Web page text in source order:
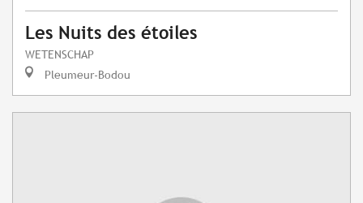
Les Nuits des étoiles
WETENSCHAP
Pleumeur-Bodou